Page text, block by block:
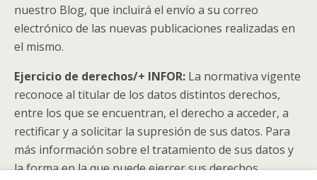
nuestro Blog, que incluirá el envío a su correo
electrónico de las nuevas publicaciones realizadas en
el mismo.
Ejercicio de derechos/+ INFOR: La normativa vigente
reconoce al titular de los datos distintos derechos,
entre los que se encuentran, el derecho a acceder, a
rectificar y a solicitar la supresión de sus datos. Para
más información sobre el tratamiento de sus datos y
la forma en la que puede ejercer sus derechos,